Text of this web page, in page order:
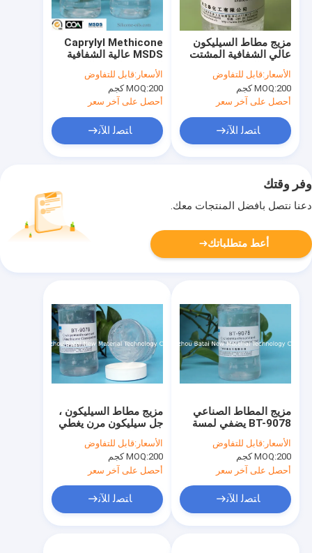
Caprylyl Methicone
MSDS عالية الشفافية
المشتتة بالزيت المطبقة
في Essence BT-9050
الأسعار:قابل للتفاوض
MOQ:200 كجم
أحصل على آخر سعر
ﺎﺘﺼﻟ ﺍﻶﻧ
مزيج مطاط السيليكون
عالي الشفافية المشتت
بالزيت المطبق في
منتجات العناية بالبشرة
BT-9188
الأسعار:قابل للتفاوض
MOQ:200 كجم
أحصل على آخر سعر
ﺎﺘﺼﻟ ﺍﻶﻧ
وفر وقتك
دعنا نتصل بأفضل المنتجات معك.
أعط متطلباتك
مزيج مطاط السيليكون ،
جل سيليكون مرن يغطي
فعالية التجاعيد BT-9078
الأسعار:قابل للتفاوض
MOQ:200 كجم
أحصل على آخر سعر
ﺎﺘﺼﻟ ﺍﻶﻧ
مزيج المطاط الصناعي
BT-9078 يضفي لمسة
مخملية / ليس شعورًا
دهنيًا
الأسعار:قابل للتفاوض
MOQ:200 كجم
أحصل على آخر سعر
ﺎﺘﺼﻟ ﺍﻶﻧ